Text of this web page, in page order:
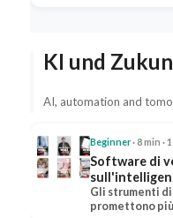
KI und
AI, automation and
Beginner· 8 min ·
Software di
differenze,
del ROI
Gli strumenti
promettono